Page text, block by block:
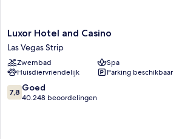
Luxor
Hotel
and
Casino
Las
Vegas
Strip
Luxor Hotel and Casino
Las Vegas Strip
Zwembad
Spa
Huisdiervriendelijk
Parking beschikbaar
7.8
van
7,8 Goed
40.248 beoordelingen